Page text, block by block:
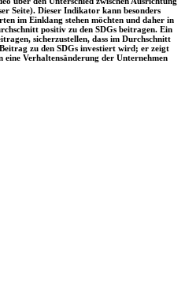
Seite). Dieser Indikator kann besonders
im Einklang stehen möchten und daher in
positiv zu den SDGs beitragen. Ein
sicherzustellen, dass im Durchschnitt
zu den SDGs investiert wird; er zeigt
Verhaltensänderung der Unternehmen